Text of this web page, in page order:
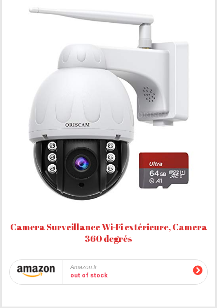
Camera Surveillance Wi-Fi extérieure, Camera
360 degrés
Amazon.fr
out of stock